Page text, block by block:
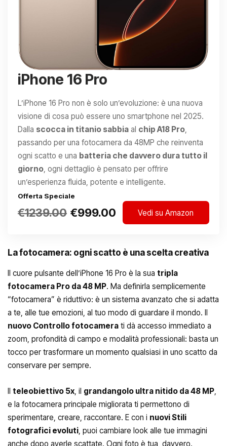
iPhone 16 Pro
L’iPhone 16 Pro non è solo un’evoluzione: è una nuova
visione di cosa può essere uno smartphone nel 2025.
Dalla scocca in titanio sabbia al chip A18 Pro,
passando per una fotocamera da 48MP che reinventa
ogni scatto e una batteria che davvero dura tutto il
giorno, ogni dettaglio è pensato per offrire
un’esperienza fluida, potente e intelligente.
Offerta Speciale
€1239.00 €999.00 Vedi su Amazon
La fotocamera: ogni scatto è una scelta creativa
Il cuore pulsante dell’iPhone 16 Pro è la sua tripla
fotocamera Pro da 48 MP. Ma definirla semplicemente
“fotocamera” è riduttivo: è un sistema avanzato che si adatta
a te, alle tue emozioni, al tuo modo di guardare il mondo. Il
nuovo Controllo fotocamera ti dà accesso immediato a
zoom, profondità di campo e modalità professionali: basta un
tocco per trasformare un momento qualsiasi in uno scatto da
conservare per sempre.
Il teleobiettivo 5x, il grandangolo ultra nitido da 48 MP,
e la fotocamera principale migliorata ti permettono di
sperimentare, creare, raccontare. E con i nuovi Stili
fotografici evoluti, puoi cambiare look alle tue immagini
anche dopo averle scattate. Ogni foto è tua, davvero.